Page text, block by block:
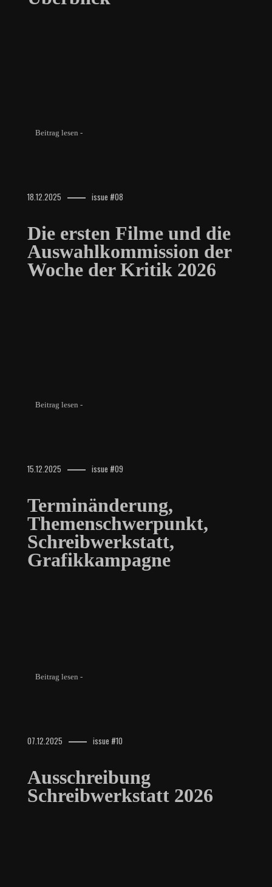
Beitrag lesen -
18.12.2025 issue #08
Die ersten Filme und die
Auswahlkommission der
Woche der Kritik 2026
Beitrag lesen -
15.12.2025 issue #09
Terminänderung,
Themenschwerpunkt,
Schreibwerkstatt,
Grafikkampagne
Beitrag lesen -
07.12.2025 issue #10
Ausschreibung
Schreibwerkstatt 2026